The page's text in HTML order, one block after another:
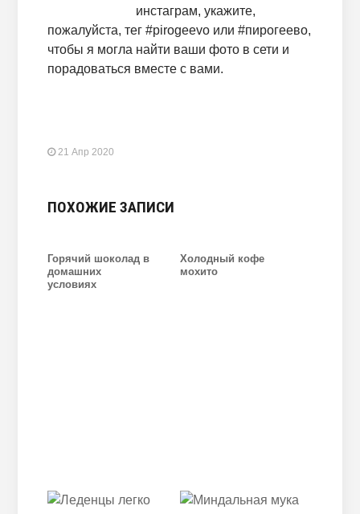
инстаграм, укажите,
пожалуйста, тег #pirogeevo или #пирогеево,
чтобы я могла найти ваши фото в сети и
порадоваться вместе с вами.
21 Апр 2020
ПОХОЖИЕ ЗАПИСИ
Горячий шоколад в
домашних
условиях
Холодный кофе
мохито